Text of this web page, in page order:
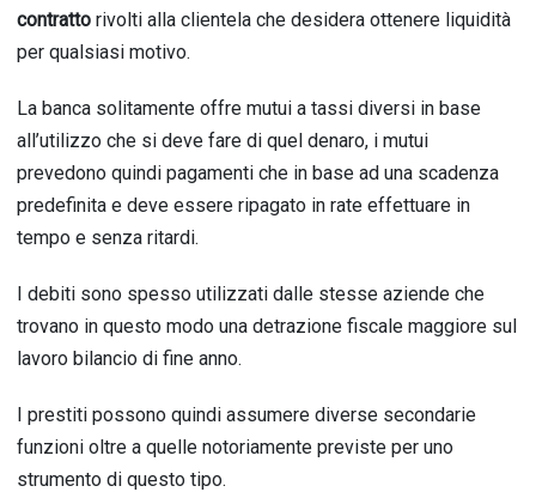
contratto rivolti alla clientela che desidera ottenere liquidità
per qualsiasi motivo.
La banca solitamente offre mutui a tassi diversi in base
all’utilizzo che si deve fare di quel denaro, i mutui
prevedono quindi pagamenti che in base ad una scadenza
predefinita e deve essere ripagato in rate effettuare in
tempo e senza ritardi.
I debiti sono spesso utilizzati dalle stesse aziende che
trovano in questo modo una detrazione fiscale maggiore sul
lavoro bilancio di fine anno.
I prestiti possono quindi assumere diverse secondarie
funzioni oltre a quelle notoriamente previste per uno
strumento di questo tipo.